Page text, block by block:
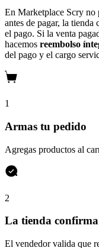
En Marketplace Scry no
antes de pagar, la tienda
el pago. Si la venta
hacemos reembolso
del pago y el cargo
1
Armas tu pedido
Agregas productos al
2
La tienda
El vendedor valida que